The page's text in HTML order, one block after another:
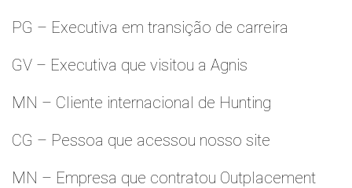
PG – Executiva em transição de carreira
GV – Executiva que visitou a Agnis
MN – Cliente internacional de Hunting
CG – Pessoa que acessou nosso site
MN – Empresa que contratou Outplacement